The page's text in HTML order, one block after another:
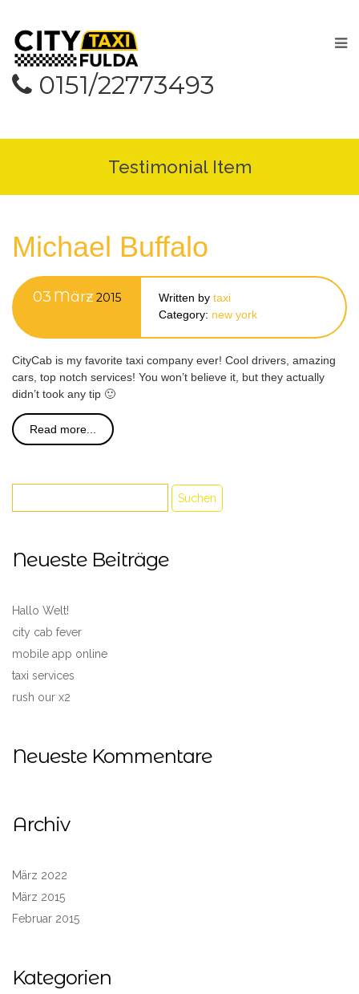
0151/22773493
Testimonial Item
Michael Buffalo
03 März 2015 Written by taxi
Category: new york
CityCab is my favorite taxi company ever! Cool drivers, amazing
cars, top notch services! You won’t believe it, but they actually
didn’t took any tip 🙂
Read more...
Neueste Beiträge
Hallo Welt!
city cab fever
mobile app online
taxi services
rush our x2
Neueste Kommentare
Archiv
März 2022
März 2015
Februar 2015
Kategorien